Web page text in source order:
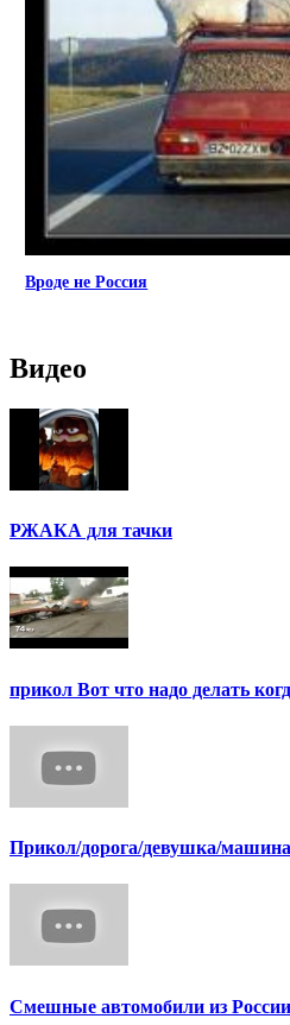
Вроде не Россия
Видео
РЖАКА для тачки
прикол Вот что надо делать
Прикол/дорога/девушка/машина
Смешные автомобили из